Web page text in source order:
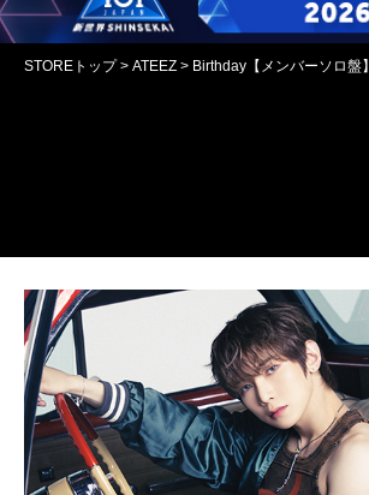
STOREトップ> ATEEZ > Birthday【メンバーソロ盤